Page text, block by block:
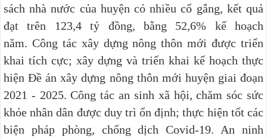
sách nhà nước của huyện có nhiều cố gắng, kết quả
đạt trên 123,4 tỷ đồng, bằng 52,6% kế hoạch
năm. Công tác xây dựng nông thôn mới được triển
khai tích cực; xây dựng và triển khai kế hoạch thực
hiện Đề án xây dựng nông thôn mới huyện giai đoạn
2021 - 2025. Công tác an sinh xã hội, chăm sóc sức
khỏe nhân dân được duy trì ổn định; thực hiện tốt các
biện pháp phòng, chống dịch Covid-19. An ninh